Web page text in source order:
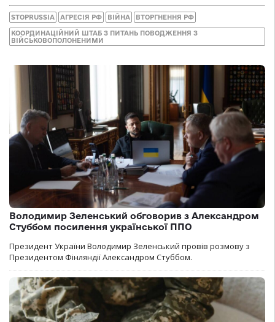
STOPRUSSIA АГРЕСІЯ РФ ВІЙНА ВТОРГНЕННЯ РФ
КООРДИНАЦІЙНИЙ ШТАБ З ПИТАНЬ ПОВОДЖЕННЯ З
ВІЙСЬКОВОПОЛОНЕНИМИ
Володимир Зеленський обговорив з Александром
Стуббом посилення української ППО
Президент України Володимир Зеленський провів розмову з
Президентом Фінляндії Александром Стуббом.